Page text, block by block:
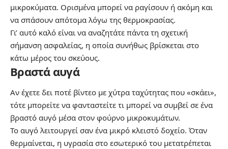
μικροκύματα. Ορισμένα μπορεί να ραγίσουν ή ακόμη και
να σπάσουν απότομα λόγω της θερμοκρασίας.
Γι’ αυτό καλό είναι να αναζητάτε πάντα τη σχετική
σήμανση ασφαλείας, η οποία συνήθως βρίσκεται στο
κάτω μέρος του σκεύους.
Βραστά αυγά
Αν έχετε δει ποτέ βίντεο με χύτρα ταχύτητας που «σκάει»,
τότε μπορείτε να φανταστείτε τι μπορεί να συμβεί σε ένα
βραστό αυγό μέσα στον φούρνο μικροκυμάτων.
Το αυγό λειτουργεί σαν ένα μικρό κλειστό δοχείο. Όταν
θερμαίνεται, η υγρασία στο εσωτερικό του μετατρέπεται